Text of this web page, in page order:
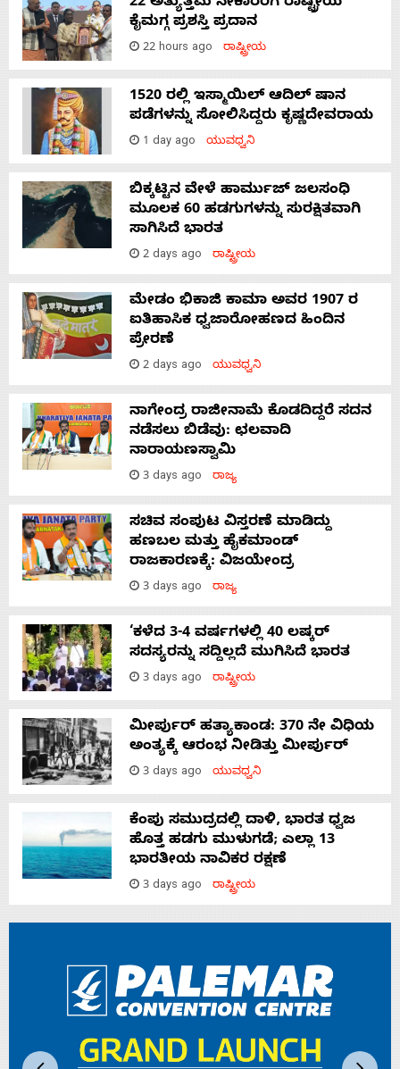
ಕೈಮಗ್ಗ ಪ್ರಶಸ್ತಿ ಪ್ರದಾನ
22 hours ago ರಾಷ್ಟ್ರೀಯ
1520 ರಲ್ಲಿ ಇಸ್ಮಾಯಿಲ್ ಆದಿಲ್ ಷಾನ
ಪಡೆಗಳನ್ನು ಸೋಲಿಸಿದ್ದರು ಕೃಷ್ಣದೇವರಾಯ
1 day ago ಯುವಧ್ವನಿ
ಬಿಕ್ಕಟ್ಟಿನ ವೇಳೆ ಹಾರ್ಮುಜ್ ಜಲಸಂಧಿ
ಮೂಲಕ 60 ಹಡಗುಗಳನ್ನು ಸುರಕ್ಷಿತವಾಗಿ
ಸಾಗಿಸಿದೆ ಭಾರತ
2 days ago ರಾಷ್ಟ್ರೀಯ
ಮೇಡಂ ಭಿಕಾಜಿ ಕಾಮಾ ಅವರ 1907 ರ
ಐತಿಹಾಸಿಕ ಧ್ವಜಾರೋಹಣದ ಹಿಂದಿನ
ಪ್ರೇರಣೆ
2 days ago ಯುವಧ್ವನಿ
ನಾಗೇಂದ್ರ ರಾಜೀನಾಮೆ ಕೊಡದಿದ್ದರೆ ಸದನ
ನಡೆಸಲು ಬಿಡೆವು: ಛಲವಾದಿ
ನಾರಾಯಣಸ್ವಾಮಿ
3 days ago ರಾಜ್ಯ
ಸಚಿವ ಸಂಪುಟ ವಿಸ್ತರಣೆ ಮಾಡಿದ್ದು
ಹಣಬಲ ಮತ್ತು ಹೈಕಮಾಂಡ್
ರಾಜಕಾರಣಕ್ಕೆ: ವಿಜಯೇಂದ್ರ
3 days ago ರಾಜ್ಯ
‘ಕಳೆದ 3-4 ವರ್ಷಗಳಲ್ಲಿ 40 ಲಷ್ಕರ್
ಸದಸ್ಯರನ್ನು ಸದ್ದಿಲ್ಲದೆ ಮುಗಿಸಿದೆ ಭಾರತ
3 days ago ರಾಷ್ಟ್ರೀಯ
ಮೀರ್ಪುರ್ ಹತ್ಯಾಕಾಂಡ: 370 ನೇ ವಿಧಿಯ
ಅಂತ್ಯಕ್ಕೆ ಆರಂಭ ನೀಡಿತ್ತು ಮೀರ್ಪುರ್
3 days ago ಯುವಧ್ವನಿ
ಕೆಂಪು ಸಮುದ್ರದಲ್ಲಿ ದಾಳಿ, ಭಾರತ ಧ್ವಜ
ಹೊತ್ತ ಹಡಗು ಮುಳುಗಡೆ; ಎಲ್ಲಾ 13
ಭಾರತೀಯ ನಾವಿಕರ ರಕ್ಷಣೆ
3 days ago ರಾಷ್ಟ್ರೀಯ